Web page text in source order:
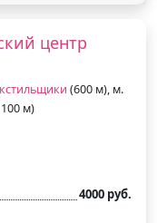
центр
(600 м), м.
м)
4000 руб.